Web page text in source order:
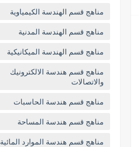
مناهج قسم الهندسة الكيمياوية
مناهج قسم الهندسة المدنية
مناهج قسم الهندسة الميكانيكية
مناهج قسم هندسة الالكترونيك
والاتصالات
مناهج قسم هندسة الحاسبات
مناهج قسم هندسة المساحة
مناهج قسم هندسة الموارد المائية